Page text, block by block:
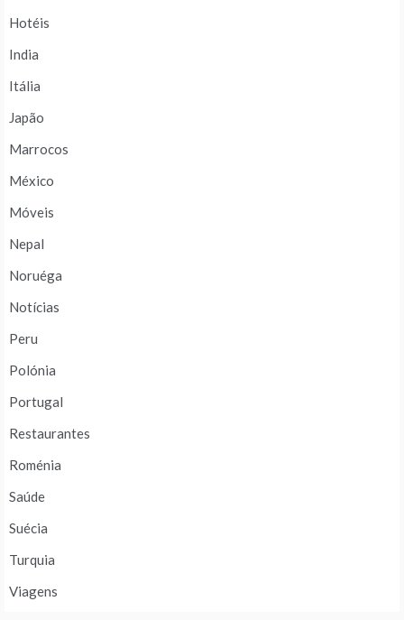
Hotéis
India
Itália
Japão
Marrocos
México
Móveis
Nepal
Noruéga
Notícias
Peru
Polónia
Portugal
Restaurantes
Roménia
Saúde
Suécia
Turquia
Viagens